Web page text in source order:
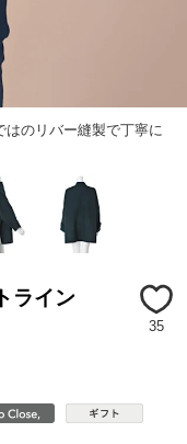
のリバー縫製で丁寧に
ライン
35